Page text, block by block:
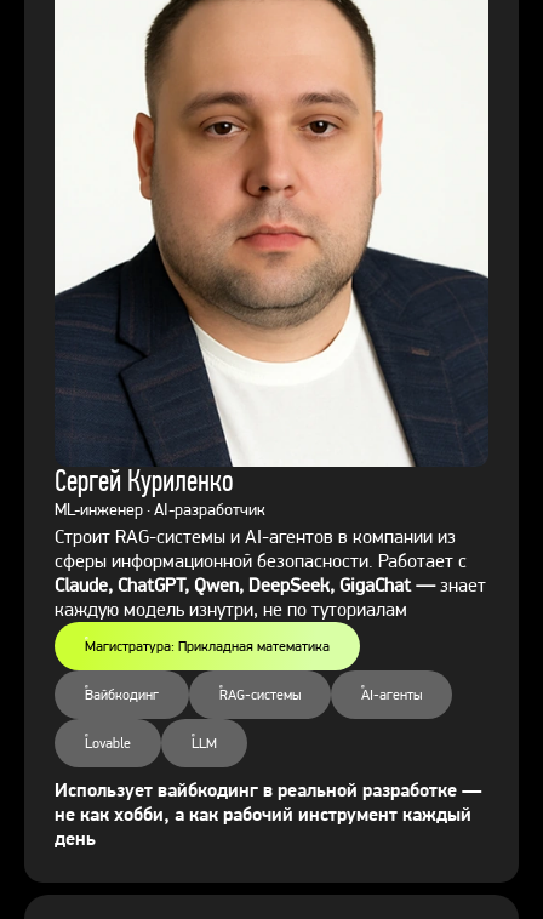
Сергей Куриленко
ML-инженер · AI-разработчик
Строит RAG-системы и AI-агентов в компании из
сферы информационной безопасности. Работает с
Claude, ChatGPT, Qwen, DeepSeek, GigaChat —знает
каждую модель изнутри, не по туториалам
Магистратура: Прикладная математика
Вайбкодинг RAG-системы AI-агенты
Lovable LLM
Использует вайбкодинг в реальной разработке —
не как хобби, а как рабочий инструмент каждый
день